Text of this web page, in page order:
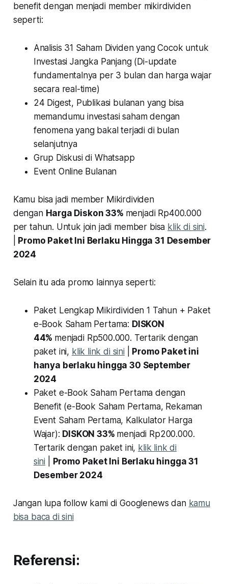
benefit dengan menjadi member mikirdividen
seperti:
Analisis 31 Saham Dividen yang Cocok untuk
Investasi Jangka Panjang (Di-update
fundamentalnya per 3 bulan dan harga wajar
secara real-time)
24 Digest, Publikasi bulanan yang bisa
memandumu investasi saham dengan
fenomena yang bakal terjadi di bulan
selanjutnya
Grup Diskusi di Whatsapp
Event Online Bulanan
Kamu bisa jadi member Mikirdividen
dengan Harga Diskon 33% menjadi Rp400.000
per tahun. Untuk join jadi member bisa klik di sini.
Promo Paket Ini Berlaku Hingga 31 Desember
2024
Selain itu ada promo lainnya seperti:
Paket Lengkap Mikirdividen 1 Tahun + Paket
e-Book Saham Pertama: DISKON
44% menjadi Rp500.000. Tertarik dengan
paket ini, klik link di sini
Promo Paket ini
hanya berlaku hingga 30 September
2024
Paket e-Book Saham Pertama dengan
Benefit (e-Book Saham Pertama, Rekaman
Event Saham Pertama, Kalkulator Harga
Wajar): DISKON 33% menjadi Rp200.000.
Tertarik dengan paket ini, klik link di
sini
Promo Paket Ini Berlaku hingga 31
Desember 2024
Jangan lupa follow kami di Googlenews dan kamu
bisa baca di sini
Referensi: